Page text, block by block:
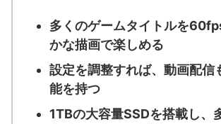
多くのゲームタイトルを
かな描画で楽しめる
設定を調整すれば、動画配信
能を持つ
1TBの大容量SSDを搭載し、